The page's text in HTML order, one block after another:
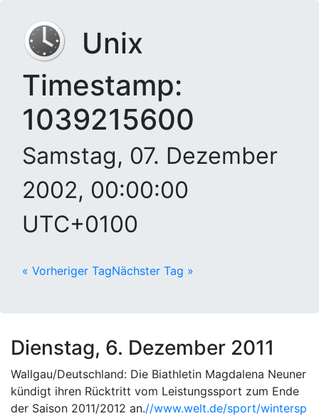
Unix
Timestamp:
1039215600
Samstag, 07. Dezember
2002, 00:00:00
UTC+0100
« Vorheriger TagNächster Tag »
Dienstag, 6. Dezember 2011
Wallgau/Deutschland: Die Biathletin Magdalena Neuner
kündigt ihren Rücktritt vom Leistungssport zum Ende
der Saison 2011/2012 an.//www.welt.de/sport/wintersp